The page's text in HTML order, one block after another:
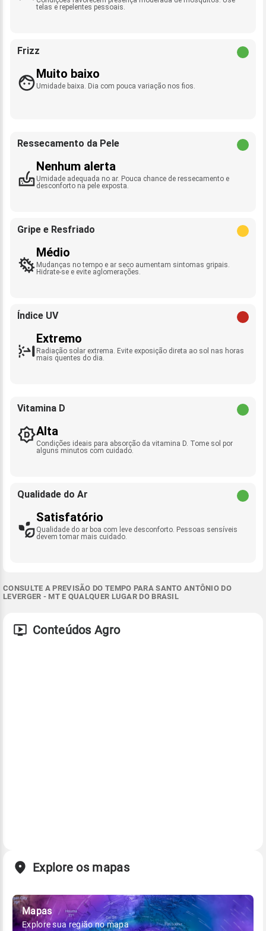
telas e repelentes pessoais.
Frizz
Muito baixo
Umidade baixa. Dia com pouca variação nos fios.
Ressecamento da Pele
Nenhum alerta
Umidade adequada no ar. Pouca chance de ressecamento e
desconforto na pele exposta.
Gripe e Resfriado
Médio
Mudanças no tempo e ar seco aumentam sintomas gripais.
Hidrate-se e evite aglomerações.
Índice UV
Extremo
Radiação solar extrema. Evite exposição direta ao sol nas horas
mais quentes do dia.
Vitamina D
Alta
Condições ideais para absorção da vitamina D. Tome sol por
alguns minutos com cuidado.
Qualidade do Ar
Satisfatório
Qualidade do ar boa com leve desconforto. Pessoas sensíveis
devem tomar mais cuidado.
CONSULTE A PREVISÃO DO TEMPO PARA SANTO ANTÔNIO DO
LEVERGER - MT E QUALQUER LUGAR DO BRASIL
Conteúdos Agro
Explore os mapas
Mapas
Explore sua região no mapa